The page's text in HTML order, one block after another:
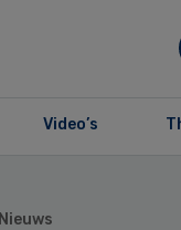
Video’s
Nieuws